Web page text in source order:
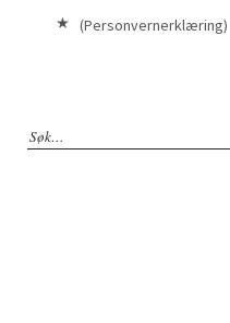
(Personvernerklæring)